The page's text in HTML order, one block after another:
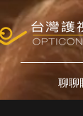
聊聊